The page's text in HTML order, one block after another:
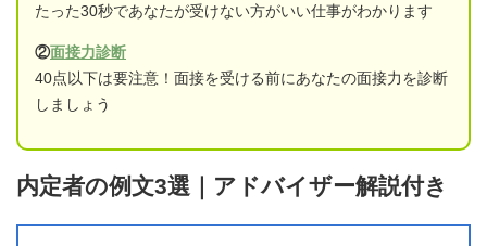
たった30秒であなたが受けない方がいい仕事がわかります
②面接力診断
40点以下は要注意！面接を受ける前にあなたの面接力を診断
しましょう
内定者の例文3選｜アドバイザー解説付き